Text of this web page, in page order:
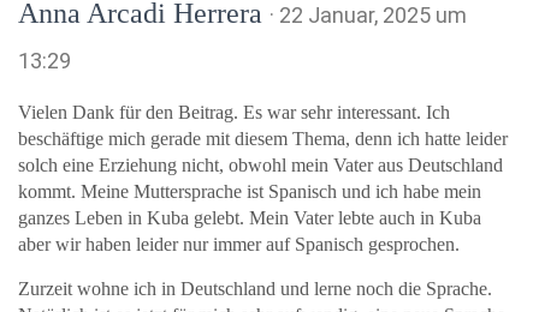
Anna Arcadi Herrera · 22 Januar, 2025 um
13:29
Vielen Dank für den Beitrag. Es war sehr interessant. Ich
beschäftige mich gerade mit diesem Thema, denn ich hatte leider
solch eine Erziehung nicht, obwohl mein Vater aus Deutschland
kommt. Meine Muttersprache ist Spanisch und ich habe mein
ganzes Leben in Kuba gelebt. Mein Vater lebte auch in Kuba
aber wir haben leider nur immer auf Spanisch gesprochen.
Zurzeit wohne ich in Deutschland und lerne noch die Sprache.